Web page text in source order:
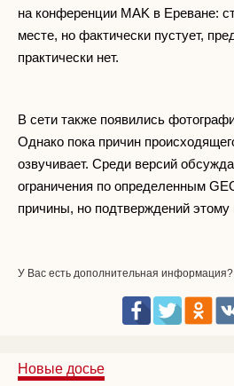
на конференции MAK в Ереване:
месте, но фактически пустует,
практически нет.
В сети также появились
Однако пока причин
озвучивает. Среди версий
ограничения по определенным
причины, но подтверждений этому
У Вас есть дополнительная информация?
Новые досье